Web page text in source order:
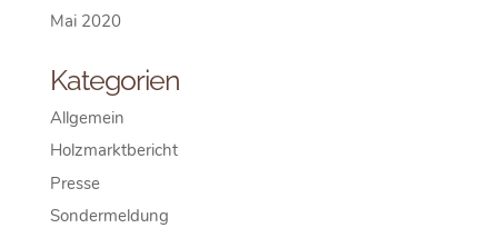
Mai 2020
Kategorien
Allgemein
Holzmarktbericht
Presse
Sondermeldung